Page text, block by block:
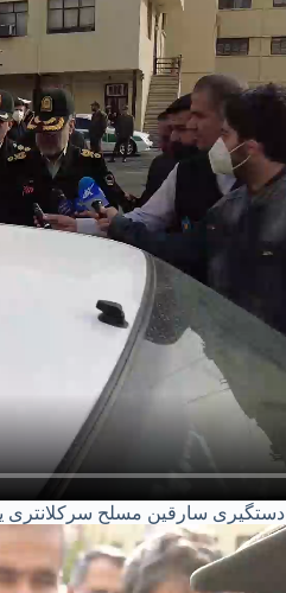
دستگیری سارقین مسلح سرکلانتری